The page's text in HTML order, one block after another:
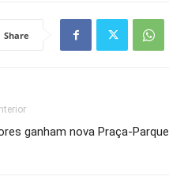
Share
ganham nova Praça-Parque